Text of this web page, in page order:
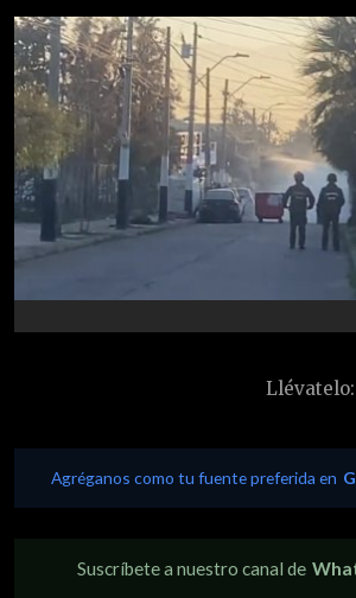
Llévatelo:
Agréganos como tu fuente preferida en
Suscríbete a nuestro canal de